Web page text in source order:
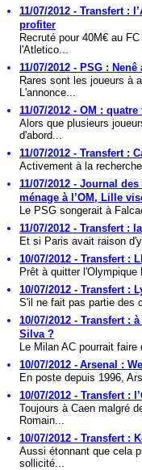
11/07/2012 - Transfert :
profiter
Recruté pour 40M€ au
l'Atletico...
11/07/2012 - PSG :
Rares sont les joueurs à
L'annonce...
11/07/2012 - OM :
Alors que plusieurs
d'abord...
11/07/2012 - Transfert :
Activement à la
11/07/2012 - Journal
ménage à l’OM, Lille
Le PSG songerait à
11/07/2012 - Transfert :
Et si Paris avait raison
10/07/2012 - Transfert :
Prêt à quitter
10/07/2012 - Transfert :
S'il ne fait pas partie des
10/07/2012 - Transfert :
Silva ?
Le Milan AC pourrait
10/07/2012 - Arsenal :
En poste depuis 1996,
10/07/2012 - Transfert :
Toujours à Caen malgré
Romain...
10/07/2012 - Transfert :
Aussi étonnant que cela
sollicité...